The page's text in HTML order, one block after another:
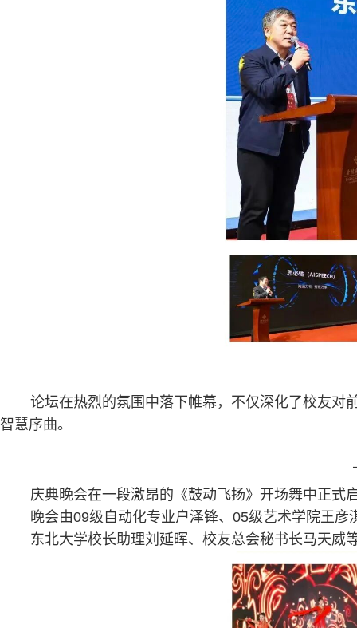
论坛在热烈的氛围中落下帷幕，不仅深化了校友对
智慧序曲。
庆典晚会在一段激昂的《鼓动飞扬》开场舞中正式
晚会由09级自动化专业户泽锋、 05级艺术学院王彦
东北大学校长助理刘延晖、校友总会秘书长马天威